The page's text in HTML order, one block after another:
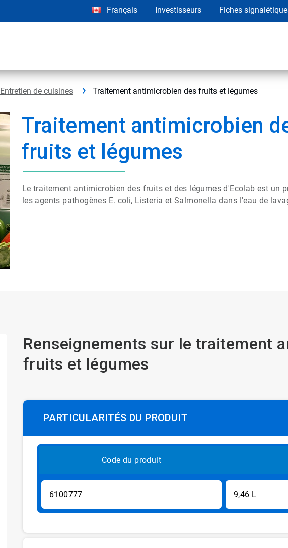
Français Investisseurs Fiches
Entretien de cuisines Traitement antimicrobien des fruits et légumes
Traitement antimicrobien
fruits et légumes
Le traitement antimicrobien des fruits et des légumes d'Ecolab est un
les agents pathogènes E. coli, Listeria et Salmonella dans l'eau de
Renseignements sur le traitement
fruits et légumes
PARTICULARITÉS DU PRODUIT
Code du produit
6100777 9,46 L